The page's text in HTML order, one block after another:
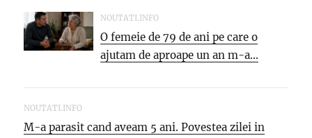
NOUTATI.INFO
O femeie de 79 de ani pe care o
ajutam de aproape un an m-a...
NOUTATI.INFO
M-a parasit cand aveam 5 ani. Povestea zilei in